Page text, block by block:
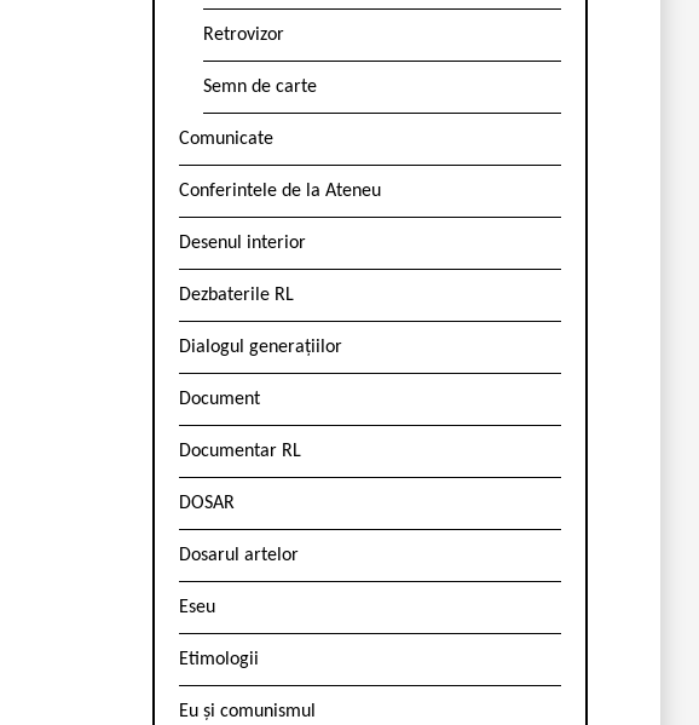
Retrovizor
Semn de carte
Comunicate
Conferintele de la Ateneu
Desenul interior
Dezbaterile RL
Dialogul generațiilor
Document
Documentar RL
DOSAR
Dosarul artelor
Eseu
Etimologii
Eu și comunismul